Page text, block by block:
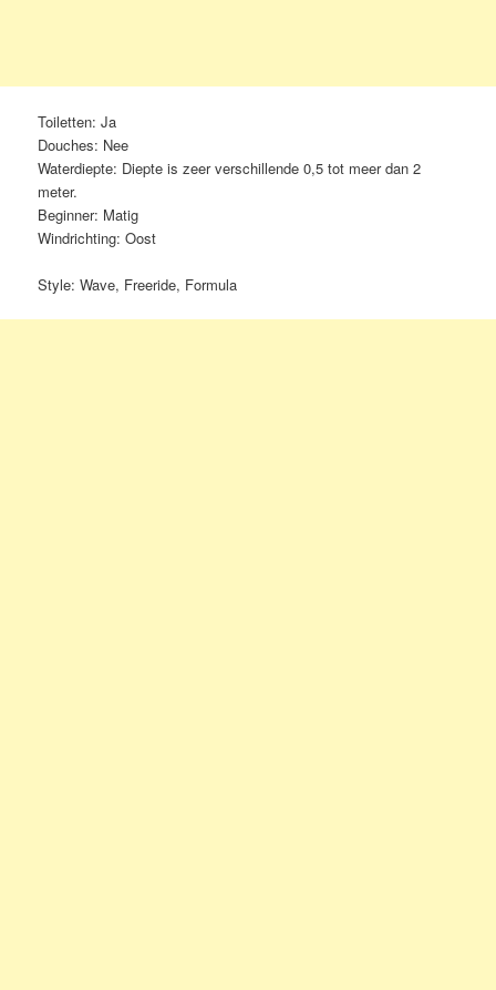
Toiletten: Ja
Douches: Nee
Waterdiepte: Diepte is zeer verschillende 0,5 tot meer dan 2
meter.
Beginner: Matig
Windrichting: Oost
Style: Wave, Freeride, Formula